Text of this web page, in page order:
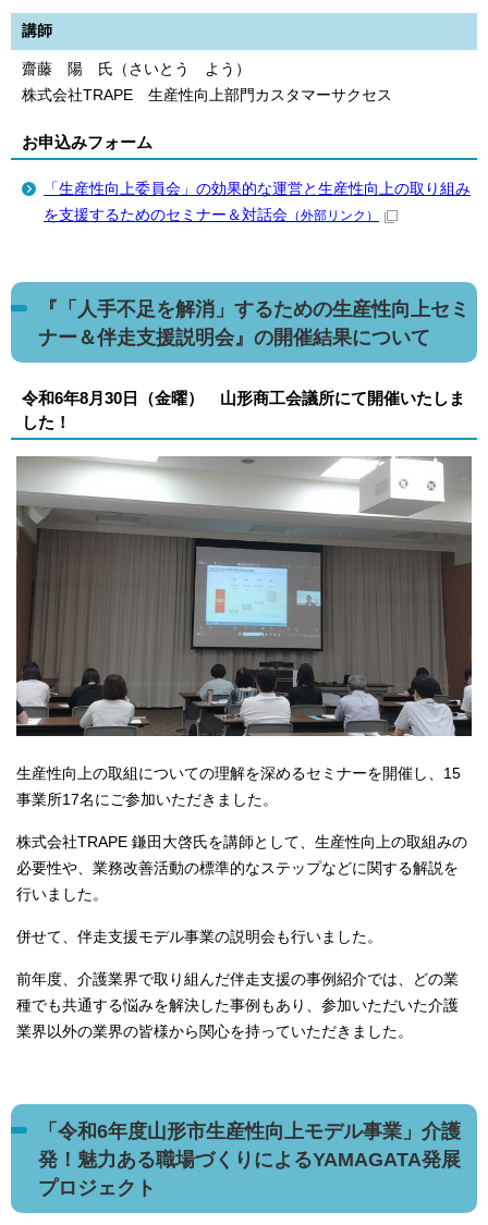
講師
齋藤 陽 氏（さいとう よう）
株式会社TRAPE 生産性向上部門カスタマーサクセス
お申込みフォーム
「生産性向上委員会」の効果的な運営と生産性向上の取り組み
を支援するためのセミナー＆対話会 （外部リンク）
『「人手不足を解消」するための生産性向上セミ
ナー＆伴走支援説明会』の開催結果について
令和6年8月30日（金曜） 山形商工会議所にて開催いたしま
した！
生産性向上の取組についての理解を深めるセミナーを開催し、15
事業所17名にご参加いただきました。
株式会社TRAPE 鎌田大啓氏を講師として、生産性向上の取組みの
必要性や、業務改善活動の標準的なステップなどに関する解説を
行いました。
併せて、伴走支援モデル事業の説明会も行いました。
前年度、介護業界で取り組んだ伴走支援の事例紹介では、どの業
種でも共通する悩みを解決した事例もあり、参加いただいた介護
業界以外の業界の皆様から関心を持っていただきました。
「令和6年度山形市生産性向上モデル事業」介護
発！魅力ある職場づくりによるYAMAGATA発展
プロジェクト